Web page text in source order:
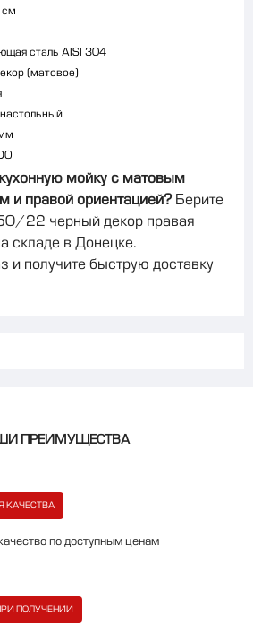
сталь AISI 304
(матовое)
мойку с матовым
и правой ориентацией? Берите
22 черный декор правая
складе в Донецке.
и получите быструю доставку
ПРЕИМУЩЕСТВА
КАЧЕСТВА
по доступным ценам
ПОЛУЧЕНИИ